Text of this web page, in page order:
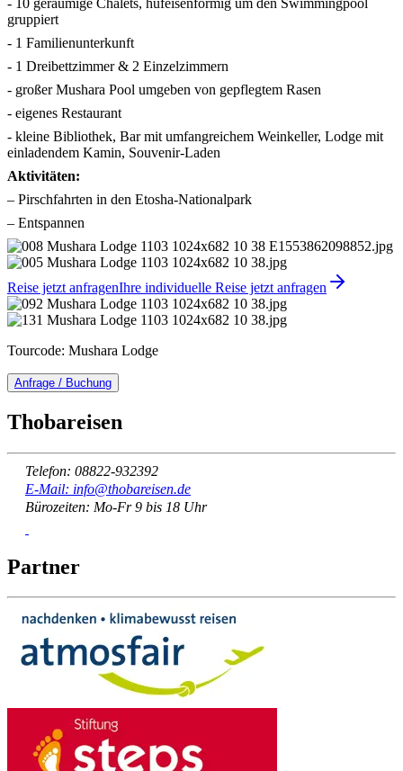
gruppiert
- 1 Familienunterkunft
- 1 Dreibettzimmer & 2 Einzelzimmern
- großer Mushara Pool umgeben von gepflegtem Rasen
- eigenes Restaurant
- kleine Bibliothek, Bar mit umfangreichem Weinkeller, Lodge mit
einladendem Kamin, Souvenir-Laden
Aktivitäten:
– Pirschfahrten in den Etosha-Nationalpark
– Entspannen
Reise jetzt anfragenIhre individuelle Reise jetzt anfragen
Tourcode: Mushara Lodge
Anfrage / Buchung
Thobareisen
Telefon: 08822-932392
E-Mail: info@thobareisen.de
Bürozeiten: Mo-Fr 9 bis 18 Uhr
Partner